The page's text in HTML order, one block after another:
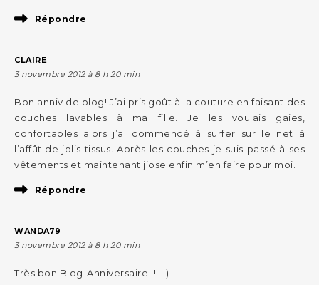
Répondre
CLAIRE
3 novembre 2012 à 8 h 20 min
Bon anniv de blog! J’ai pris goût à la couture en faisant des
couches lavables à ma fille. Je les voulais gaies,
confortables alors j’ai commencé à surfer sur le net à
l’affût de jolis tissus. Après les couches je suis passé à ses
vêtements et maintenant j’ose enfin m’en faire pour moi.
Répondre
WANDA79
3 novembre 2012 à 8 h 20 min
Très bon Blog-Anniversaire !!!! :)